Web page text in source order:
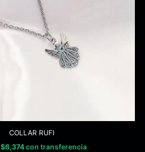
COLLAR RUFI
$6,374 con transferencia